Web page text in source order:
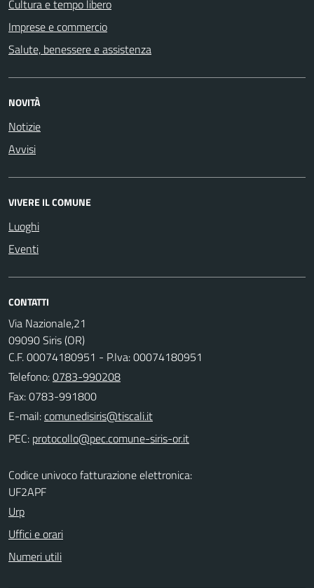
Cultura e tempo libero
Imprese e commercio
Salute, benessere e assistenza
NOVITÀ
Notizie
Avvisi
VIVERE IL COMUNE
Luoghi
Eventi
CONTATTI
Via Nazionale,21
09090 Siris (OR)
C.F. 00074180951 - P.Iva: 00074180951
Telefono:0783-990208
Fax: 0783-991800
E-mail:
PEC:
Codice univoco fatturazione elettronica:
UF2APF
Urp
Uffici e orari
Numeri utili